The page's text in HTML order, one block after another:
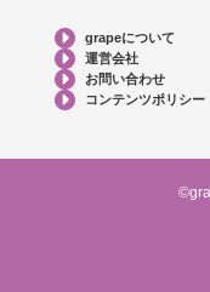
grapeについて
運営会社
お問い合わせ
コンテンツポリシー